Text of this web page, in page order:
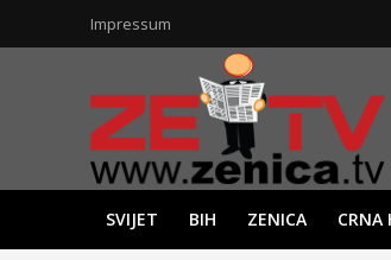
Impressum
SVIJET BIH ZENICA CRNA